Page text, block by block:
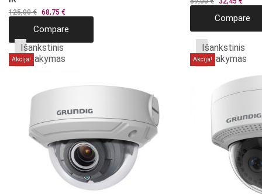
125,00€ Original
was:
125,00 €.
68,75 €
is:
Compare
was:
59,00 €.
is:
Compare
Akcija!
Išankstinis
užsakymas
Akcija!
Išankstinis
užsakymas